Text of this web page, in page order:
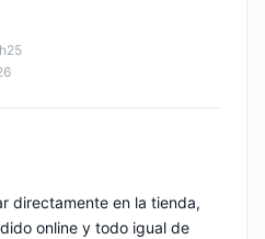
directamente en la tienda,
online y todo igual de